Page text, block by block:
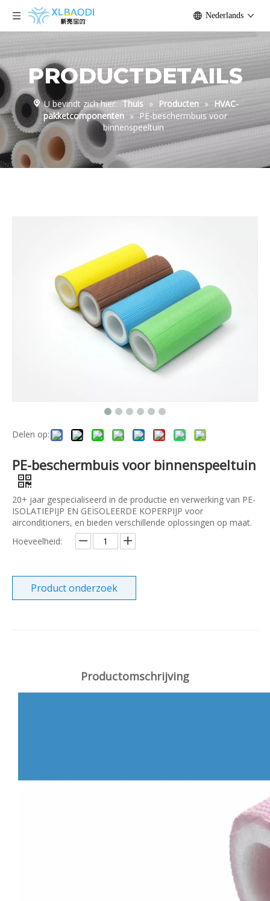
Nederlands
PRODUCTDETAILS
U bevindt zich hier: Thuis » Producten »
HVAC-
pakketcomponenten »
PE-beschermbuis voor
binnenspeeltuin
Delen op:
PE-beschermbuis voor binnenspeeltuin
20+ jaar gespecialiseerd in de productie en verwerking van PE-
ISOLATIEPIJP EN GEÏSOLEERDE KOPERPIJP voor
airconditioners, en bieden verschillende oplossingen op maat.
Hoeveelheid:
Product onderzoek
Productomschrijving